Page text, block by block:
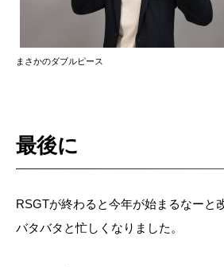
まさかのダブルピース
最後に
RSGTが終わると今年が始まるなーと
バタバタと忙しくなりました。